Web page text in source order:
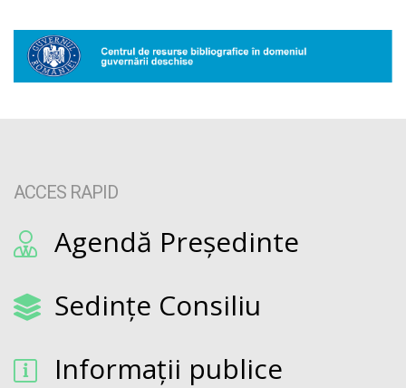
ACCES RAPID
Agendă Președinte
Sedințe Consiliu
Informații publice